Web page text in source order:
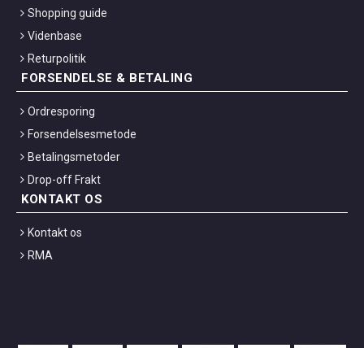
Shopping guide
Videnbase
Returpolitik
FORSENDELSE & BETALING
Ordresporing
Forsendelsesmetode
Betalingsmetoder
Drop-off Frakt
KONTAKT OS
Kontakt os
RMA